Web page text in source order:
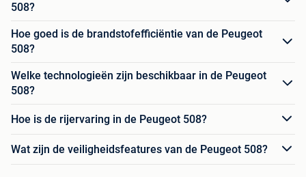
508?
Hoe goed is de brandstofefficiëntie van de Peugeot
508?
Welke technologieën zijn beschikbaar in de Peugeot
508?
Hoe is de rijervaring in de Peugeot 508?
Wat zijn de veiligheidsfeatures van de Peugeot 508?